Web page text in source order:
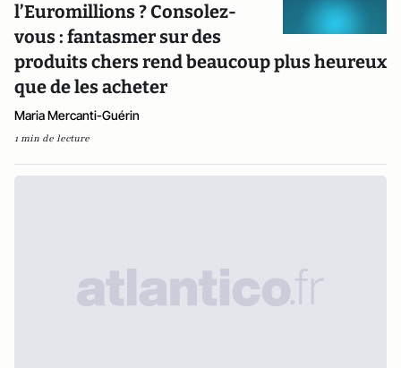
l’Euromillions ? Consolez-
vous : fantasmer sur des
produits chers rend beaucoup plus heureux
que de les acheter
Maria Mercanti-Guérin
1 min de lecture